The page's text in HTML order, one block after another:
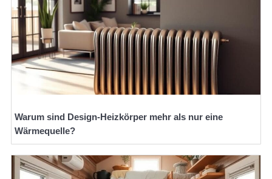
Warum sind Design-Heizkörper mehr als nur eine
Wärmequelle?